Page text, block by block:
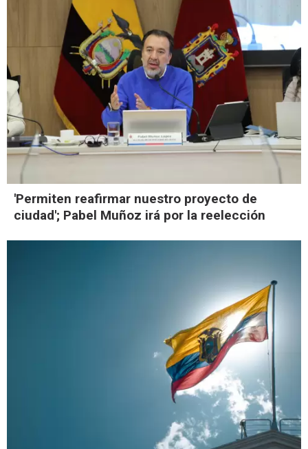
'Permiten reafirmar nuestro proyecto de
ciudad'; Pabel Muñoz irá por la reelección